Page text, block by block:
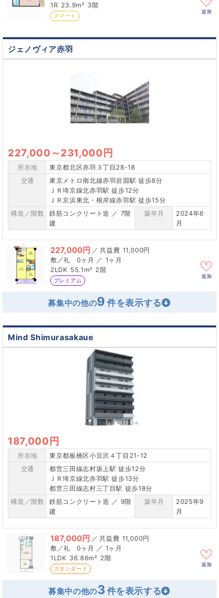
1R 23.9m² 3階
スマート
追加
ジェノヴィア赤羽
227,000 ～231,000円
所在地
東京都北区赤羽３丁目28-18
交通
東京メトロ南北線赤羽岩淵駅 徒歩8分
ＪＲ埼京線北赤羽駅 徒歩12分
ＪＲ京浜東北・根岸線赤羽駅 徒歩15分
構造／階数
鉄筋コンクリート造 ／ 7階
建
築年月
2024年6
月
227,000円 ／
11,000円
0ヶ月 ／ 1ヶ月
2LDK 55.1m² 2階
プレミアム
追加
募集中の他の9
Mind Shimurasakaue
187,000円
所在地
東京都板橋区小豆沢４丁目21-12
交通
都営三田線志村坂上駅 徒歩12分
ＪＲ埼京線北赤羽駅 徒歩13分
都営三田線志村三丁目駅 徒歩18分
構造／階数
鉄筋コンクリート造 ／ 9階
建
築年月
2025年9
月
187,000円 ／
11,000円
0ヶ月 ／ 1ヶ月
1LDK 36.86m² 2階
スタンダード
追加
募集中の他の3